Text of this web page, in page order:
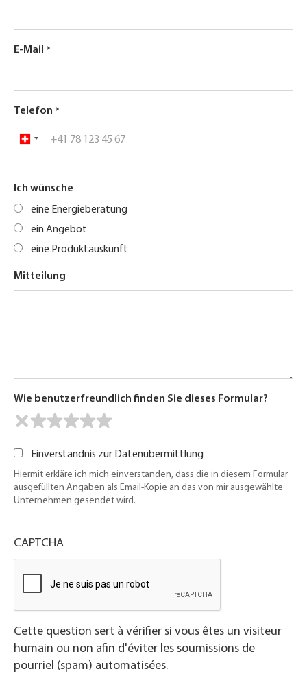
E-Mail
Telefon
Ich wünsche
eine Energieberatung
ein Angebot
eine Produktauskunft
Mitteilung
Wie benutzerfreundlich finden Sie dieses Formular?
Einverständnis zur Datenübermittlung
Hiermit erkläre ich mich einverstanden, dass die in diesem Formular
ausgefüllten Angaben als Email-Kopie an das von mir ausgewählte
Unternehmen gesendet wird.
CAPTCHA
Cette question sert à vérifier si vous êtes un visiteur
humain ou non afin d'éviter les soumissions de
pourriel (spam) automatisées.